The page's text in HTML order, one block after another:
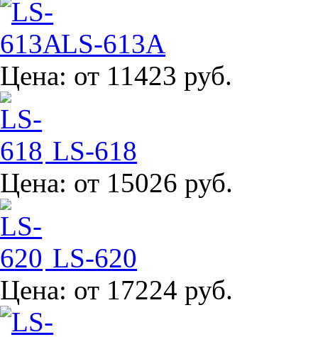
LS-613A
Цена: от 11423 руб.
LS-618
Цена: от 15026 руб.
LS-620
Цена: от 17224 руб.